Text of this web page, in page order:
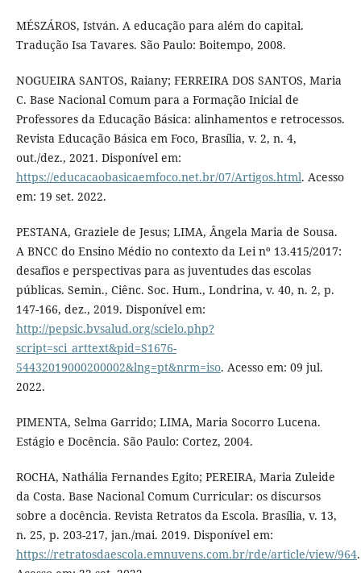
MÉSZÁROS, István. A educação para além do capital.
Tradução Isa Tavares. São Paulo: Boitempo, 2008.
NOGUEIRA SANTOS, Raiany; FERREIRA DOS SANTOS, Maria
C. Base Nacional Comum para a Formação Inicial de
Professores da Educação Básica: alinhamentos e retrocessos.
Revista Educação Básica em Foco, Brasília, v. 2, n. 4,
out./dez., 2021. Disponível em:
https://educacaobasicaemfoco.net.br/07/Artigos.html. Acesso
em: 19 set. 2022.
PESTANA, Graziele de Jesus; LIMA, Ângela Maria de Sousa.
A BNCC do Ensino Médio no contexto da Lei nº 13.415/2017:
desafios e perspectivas para as juventudes das escolas
públicas. Semin., Ciênc. Soc. Hum., Londrina, v. 40, n. 2, p.
147-166, dez., 2019. Disponível em:
http://pepsic.bvsalud.org/scielo.php?
script=sci_arttext&pid=S1676-
54432019000200002&lng=pt&nrm=iso. Acesso em: 09 jul.
2022.
PIMENTA, Selma Garrido; LIMA, Maria Socorro Lucena.
Estágio e Docência. São Paulo: Cortez, 2004.
ROCHA, Nathália Fernandes Egito; PEREIRA, Maria Zuleide
da Costa. Base Nacional Comum Curricular: os discursos
sobre a docência. Revista Retratos da Escola. Brasília, v. 13,
n. 25, p. 203-217, jan./mai. 2019. Disponível em:
https://retratosdaescola.emnuvens.com.br/rde/article/view/964.